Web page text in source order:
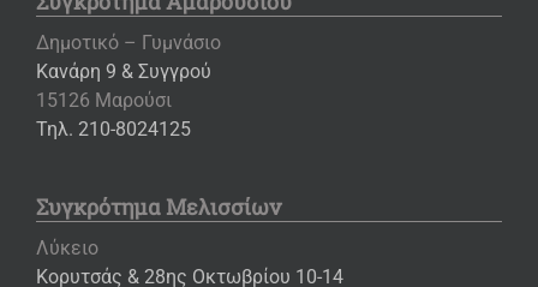
Δημοτικό – Γυμνάσιο
Κανάρη 9 & Συγγρού
15126 Μαρούσι
Τηλ. 210-8024125
Συγκρότημα Μελισσίων
Λύκειο
Κορυτσάς & 28ης Οκτωβρίου 10-14